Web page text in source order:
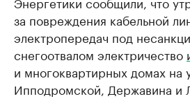
за повреждения кабельной
электропередач под
снегоотвалом электричество
и многоквартирных домах на
Ипподромской, Державина и